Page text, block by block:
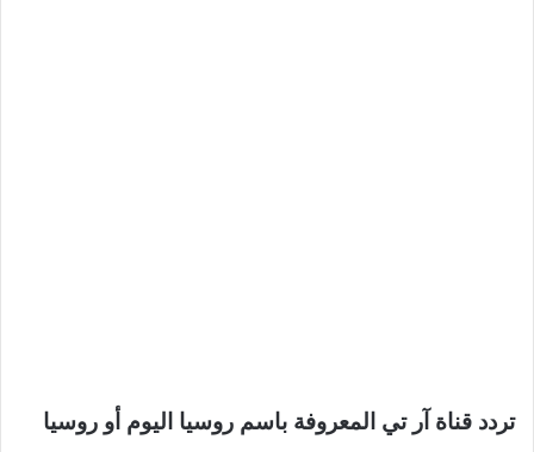
تردد قناة آر تي المعروفة باسم روسيا اليوم أو روسيا